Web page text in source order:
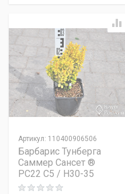
Артикул: 110400906506
Барбарис Тунберга
Саммер Сансет ®
PC22 C5 / H30-35
Rating: 0 out of 5